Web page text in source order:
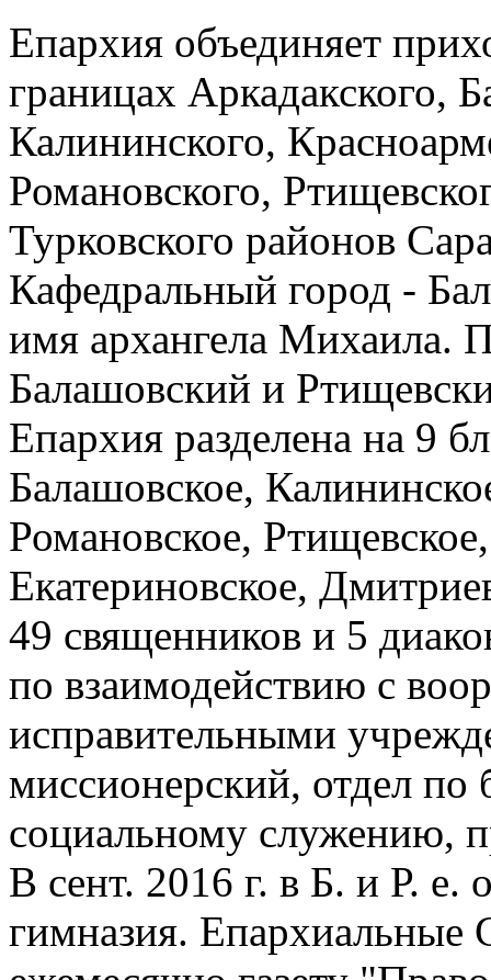
Епархия объединяет
границах Аркадакского,
Калининского,
Романовского,
Турковского районов
Кафедральный город -
имя архангела Михаила.
Балашовский и
Епархия разделена на 9
Балашовское,
Романовское,
Екатериновское,
49 священников и 5
по взаимодействию с
исправительными
миссионерский, отдел по
социальному служению,
В сент. 2016 г. в Б. и Р. е.
гимназия.